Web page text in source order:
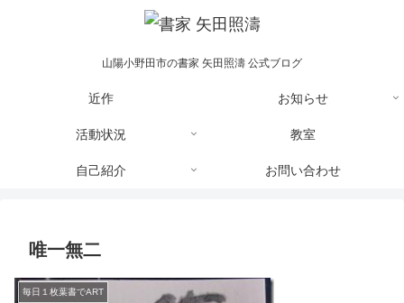
山陽小野田市の書家 矢田照濤 公式ブログ
近作 お知らせ
活動状況 教室
自己紹介 お問い合わせ
唯一無二
毎日１枚葉書でART